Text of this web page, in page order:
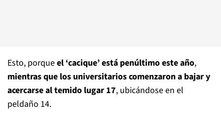
Esto, porqueel ‘cacique’ está penúltimo este año,
mientras que los universitarios comenzaron a bajar y
acercarse al temido lugar 17, ubicándose en el
peldaño 14.